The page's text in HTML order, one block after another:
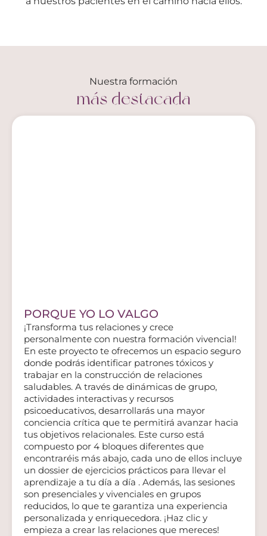
Nuestra formación
más destacada
PORQUE YO LO VALGO
¡Transforma tus relaciones y crece
personalmente con nuestra formación vivencial!
En este proyecto te ofrecemos un espacio seguro
donde podrás identificar patrones tóxicos y
trabajar en la construcción de relaciones
saludables. A través de dinámicas de grupo,
actividades interactivas y recursos
psicoeducativos, desarrollarás una mayor
conciencia crítica que te permitirá avanzar hacia
tus objetivos relacionales. Este curso está
compuesto por 4 bloques diferentes que
encontraréis más abajo, cada uno de ellos incluye
un dossier de ejercicios prácticos para llevar el
aprendizaje a tu día a día . Además, las sesiones
son presenciales y vivenciales en grupos
reducidos, lo que te garantiza una experiencia
personalizada y enriquecedora. ¡Haz clic y
empieza a crear las relaciones que mereces!